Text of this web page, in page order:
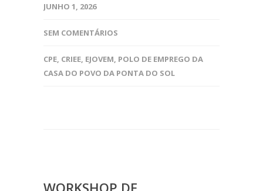
JUNHO 1, 2026
SEM COMENTÁRIOS
CPE, CRIEE, EJOVEM, POLO DE EMPREGO DA
CASA DO POVO DA PONTA DO SOL
WORKSHOP DE